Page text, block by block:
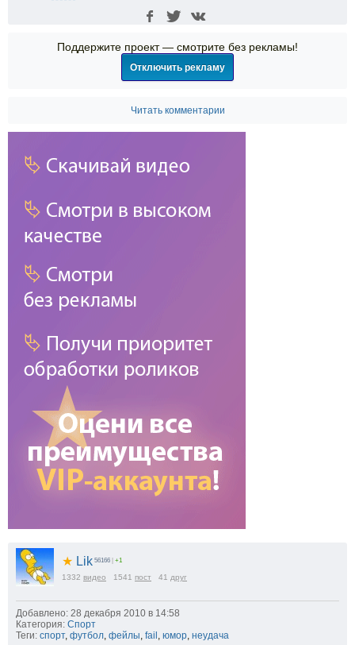
Поддержите проект — смотрите без рекламы!
Отключить рекламу
Читать комментарии
★ Lik 56166 | +1
1332 видео 1541 пост 41 друг
Добавлено: 28 декабря 2010 в 14:58
Категория: Спорт
Теги: спорт, футбол фейлы fail юмор неудача